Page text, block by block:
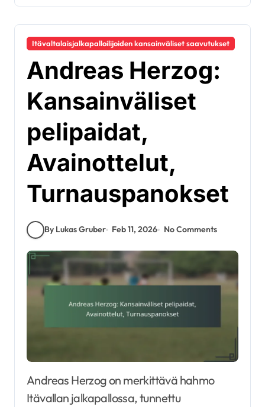
Itävaltalaisjalkapalloilijoiden kansainväliset saavutukset
Andreas Herzog:
Kansainväliset
pelipaidat,
Avainottelut,
Turnauspanokset
By Lukas Gruber Feb 11, 2026 No Comments
Andreas Herzog on merkittävä hahmo
Itävallan jalkapallossa, tunnettu